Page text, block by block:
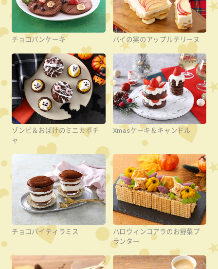
チョコパンケーキ パイの実のアップルテリーヌ
ゾンビ＆おばけのミニカボチ
ャ
Xmasケーキ＆キャンドル
チョコパイティラミス
ハロウィンコアラのお野菜プ
ランター